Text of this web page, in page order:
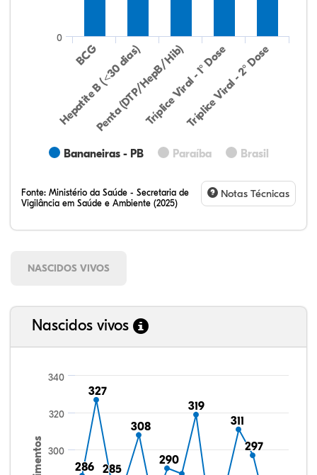
Bananeiras - PB Paraíba Brasil
BCG
Hepatite B (<30 dias)
Penta (DTP/HepB/Hib)Tríplice Viral - 1° Dose
Tríplice Viral - 2° Dose
0
Fonte: Ministério da Saúde - Secretaria de
Vigilância em Saúde e Ambiente (2025)
Notas Técnicas
NASCIDOS VIVOS
Nascidos vivos
286
286
327
327
285
285
308
308
290
290
319
319
311
311
297
297
300
320
340